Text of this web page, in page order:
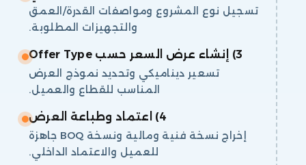
تسجيل نوع المشروع ومواصفات القدرة/العمق
والتجهيزات المطلوبة.
3) إنشاء عرض السعر حسب Offer Type
تسعير ديناميكي وتحديد نموذج العرض
المناسب للقطاع والعميل.
4) اعتماد وطباعة العرض
إخراج نسخة فنية ومالية ونسخة BOQ جاهزة
للعميل والاعتماد الداخلي.